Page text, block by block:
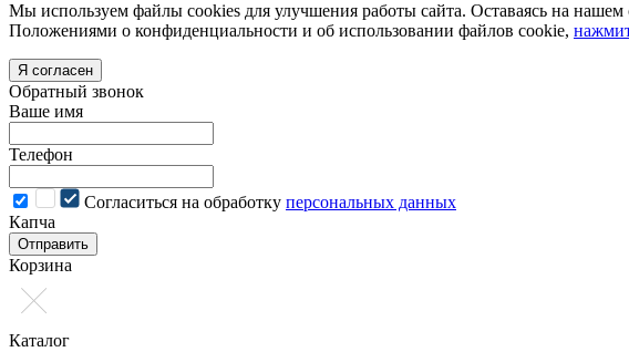
Мы используем файлы cookies для улучшения работы сайта. Оставаясь на
Положениями о конфиденциальности и об использовании файлов cookie,
Я согласен
Обратный звонок
Ваше имя
Телефон
Cогласиться на обработку персональных данных
Капча
Отправить
Корзина
Каталог